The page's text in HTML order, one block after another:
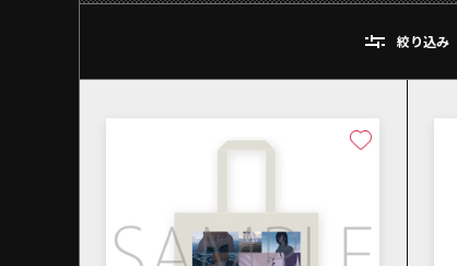
絞り込み